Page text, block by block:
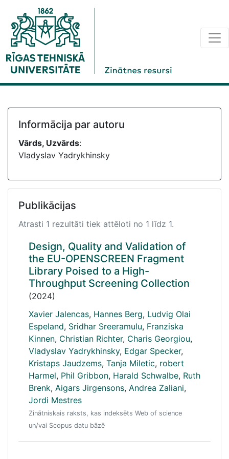
Informācija par autoru
Vārds, Uzvārds:
Vladyslav Yadrykhinsky
Publikācijas
Atrasti 1 rezultāti tiek attēloti no 1 līdz 1.
Design, Quality and Validation of
the EU-OPENSCREEN Fragment
Library Poised to a High-
Throughput Screening Collection
(2024)
Xavier Jalencas, Hannes Berg, Ludvig Olai
Espeland, Sridhar Sreeramulu, Franziska
Kinnen, Christian Richter, Charis Georgiou,
Vladyslav Yadrykhinsky, Edgar Specker,
Kristaps Jaudzems, Tanja Miletic, robert
Harmel, Phil Gribbon, Harald Schwalbe, Ruth
Brenk, Aigars Jirgensons, Andrea Zaliani,
Jordi Mestres
Zinātniskais raksts, kas indeksēts Web of science
un/vai Scopus datu bāzē